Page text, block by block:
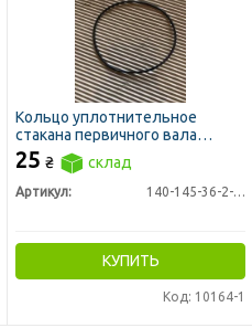
Кольцо уплотнительное
стакана первичного вала
Т-150К
25 ₴ склад
Артикул: 140-145-36-2-2(0х150)
КУПИТЬ
Код: 10164-1